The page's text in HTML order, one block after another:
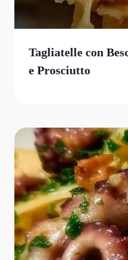
Tagliatelle con
e Prosciutto